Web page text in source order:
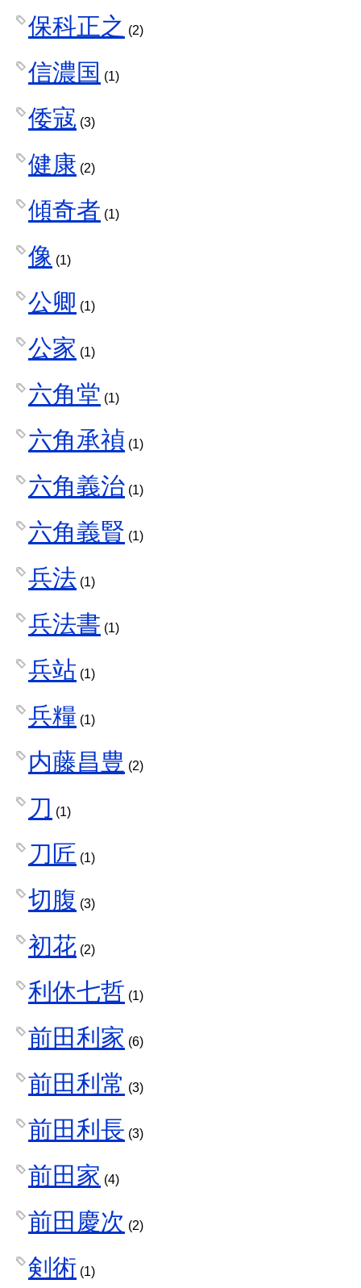
保科正之 (2)
信濃国 (1)
倭寇 (3)
健康 (2)
傾奇者 (1)
像 (1)
公卿 (1)
公家 (1)
六角堂 (1)
六角承禎 (1)
六角義治 (1)
六角義賢 (1)
兵法 (1)
兵法書 (1)
兵站 (1)
兵糧 (1)
内藤昌豊 (2)
刀 (1)
刀匠 (1)
切腹 (3)
初花 (2)
利休七哲 (1)
前田利家 (6)
前田利常 (3)
前田利長 (3)
前田家 (4)
前田慶次 (2)
剣術 (1)